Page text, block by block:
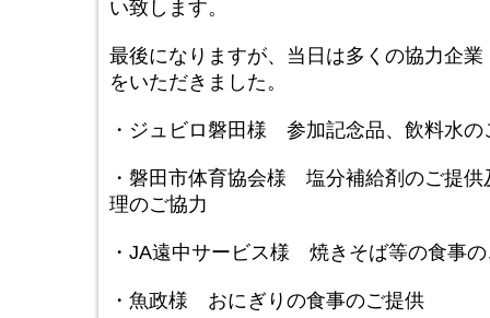
い致します。
最後になりますが、当日は多くの協力企
をいただきました。
・ジュビロ磐田様 参加記念品、飲料水の
・磐田市体育協会様 塩分補給剤のご提
理のご協力
・JA遠中サービス様 焼きそば等の食事
・魚政様 おにぎりの食事のご提供